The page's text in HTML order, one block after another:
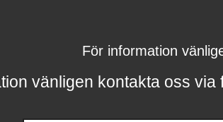
För information
vänligen kontakta oss via